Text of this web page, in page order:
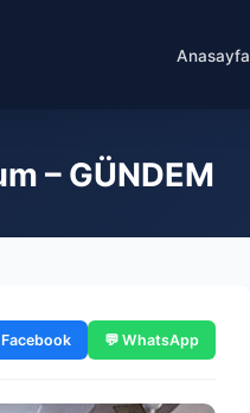
Anasayfa
– GÜNDEM
💬 WhatsApp